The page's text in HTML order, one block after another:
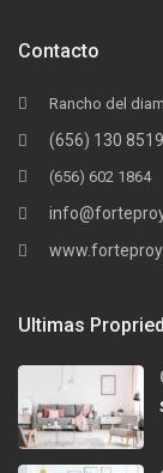
Contacto
Rancho del
(656) 130 8519
(656) 602 1864
Ultimas